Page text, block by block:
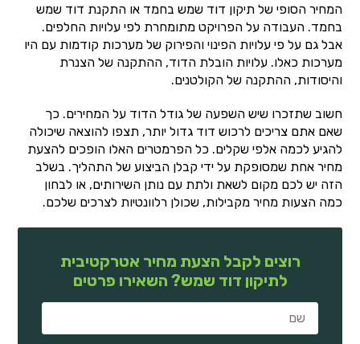
המחיר הסופי של תיקון דוד שמש בחמד או התקנת דוד שמש
בחמד. העבודה על הפרויקט מתומחרת לפי עלויות החלפים.
אבל גם על פי עלויות הפינוי והפירוק של מערכות קודמות עם היו
מערכות כאלו. עלויות הובלת הדוד, ההתקנה של הצנרת
והיסודות, ההתקנה של הקולטנים.
חשוב שתזכרו שיש השפעה של גודל הדוד על המחירים. כך
שאם אתם צריכים לרכוש דוד גדול יותר, תצפו להוצאה שיכולה
להגיע לכמה אלפי שקלים. כל הפרמטרים האלו הופכים להצעת
מחיר אחת שמסופקת על ידי קבלן הביצוע של התהליך. בשלב
הזה יש לכם מקום לשאת ולתת עם נותן השירותים, או לבחון
כמה הצעות מחיר מקבילות, שכולן רלוונטיות לצרכים שלכם.
רוצים לקבל הצעת מחיר אטרקטיבית
לתיקון דוד שמש? השאירו פרטים